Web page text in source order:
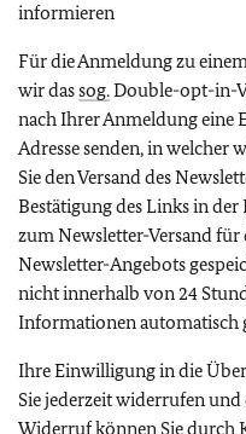
informieren
Für die Anmeldung zu
wir dassog.Double-opt-in-
nach Ihrer Anmeldung eine
Adresse senden, in welcher
Sie den Versand des
Bestätigung des Links in
zum Newsletter-Versand
Newsletter-Angebots
nicht innerhalb von 24
Informationen automatisch
Ihre Einwilligung in die
Sie jederzeit widerrufen
Widerruf können Sie durch